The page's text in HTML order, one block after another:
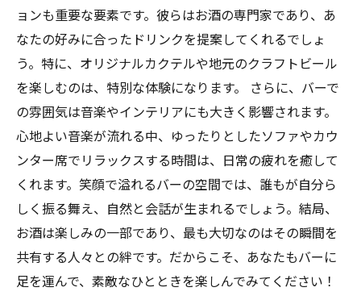
ョンも重要な要素です。彼らはお酒の専門家であり、あ
なたの好みに合ったドリンクを提案してくれるでしょ
う。特に、オリジナルカクテルや地元のクラフトビール
を楽しむのは、特別な体験になります。 さらに、バーで
の雰囲気は音楽やインテリアにも大きく影響されます。
心地よい音楽が流れる中、ゆったりとしたソファやカウ
ンター席でリラックスする時間は、日常の疲れを癒して
くれます。笑顔で溢れるバーの空間では、誰もが自分ら
しく振る舞え、自然と会話が生まれるでしょう。結局、
お酒は楽しみの一部であり、最も大切なのはその瞬間を
共有する人々との絆です。だからこそ、あなたもバーに
足を運んで、素敵なひとときを楽しんでみてください！